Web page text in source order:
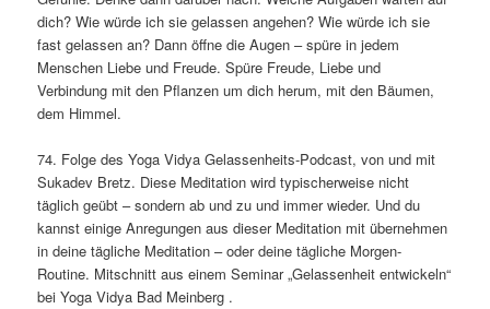
dich? Wie würde ich sie gelassen angehen? Wie würde ich sie
fast gelassen an? Dann öffne die Augen – spüre in jedem
Menschen Liebe und Freude. Spüre Freude, Liebe und
Verbindung mit den Pflanzen um dich herum, mit den Bäumen,
dem Himmel.
74. Folge des Yoga Vidya Gelassenheits-Podcast, von und mit
Sukadev Bretz. Diese Meditation wird typischerweise nicht
täglich geübt – sondern ab und zu und immer wieder. Und du
kannst einige Anregungen aus dieser Meditation mit übernehmen
in deine tägliche Meditation – oder deine tägliche Morgen-
Routine. Mitschnitt aus einem Seminar „Gelassenheit entwickeln“
bei Yoga Vidya Bad Meinberg .